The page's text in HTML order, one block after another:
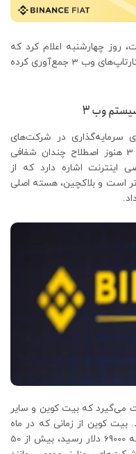
روز چهارشنبه اعلام کرد که
500 میلیون دلار برای سرمایه‌گذاری در استارتاپ‌های وب 3 جمع‌آوری کرده
وب 3
سرمایه‌گذاری در شرکت‌های
سازنده وب 3 استفاده کند. اگرچه وب 3 هنوز اصطلاح چندان شفافی
اینترنت اشاره دارد که از
است و بلاکچین، هسته اصلی
می‌گیرد که بیت کوین و سایر
کوین از زمانی که در ماه
نوامبر به بالاترین سطح خود یعنی نزدیک به 69000 دلار رسید، بیش از 50